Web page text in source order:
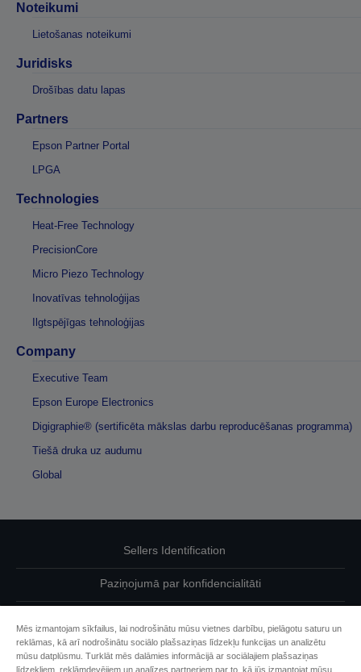
Noteikumi
Lietošanas noteikumi
Juridisks
Drošības datu lapas
Partners
Epson Partner Portal
LPGA
Technologies
Heat-Free Technology
PrecisionCore
Micro Piezo Technology
Inovatīvas tehnoloģijas
Ilgtspējīgas tehnoloģijas
Company
Executive Team
Epson Europe Electronics
Digigraphie® (sertificēta mākslas darbu reproducēšanas programma)
Tiešā druka uz audumu
Global
Sellers Identification
Paziņojumā par konfidencialitāti
Sazinieties ar mums par saviem datiem
Mēs izmantojam sīkfailus, lai nodrošinātu mūsu vietnes darbību, pielāgotu saturu un
reklāmas, kā arī nodrošinātu sociālo plašsaziņas līdzekļu funkcijas un analizētu
mūsu datplūsmu. Turklāt mēs dalāmies informācijā ar sociālajiem plašsaziņas
līdzekļiem, reklāmdevējiem un analīzes partneriem par to, kā jūs izmantojat mūsu